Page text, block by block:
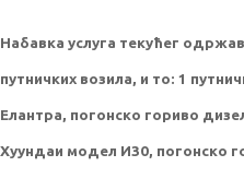
Набавка услуга текућег
путничких возила, и то: 1
Елантра, погонско гориво
Хyундаи модел И30, погонско